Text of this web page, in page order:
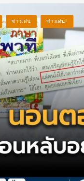
ข่าวเด่น ข่าวเด่น!